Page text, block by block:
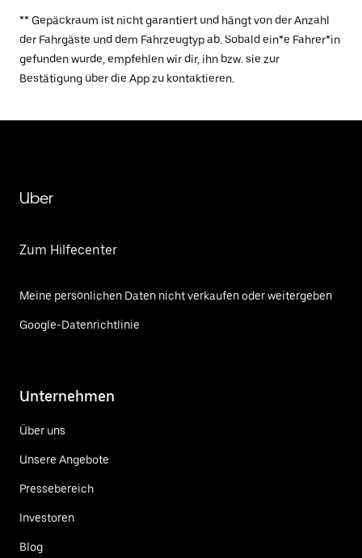
** Gepäckraum ist nicht garantiert und hängt von der Anzahl
der Fahrgäste und dem Fahrzeugtyp ab. Sobald ein*e Fahrer*in
gefunden wurde, empfehlen wir dir, ihn bzw. sie zur
Bestätigung über die App zu kontaktieren.
Uber
Zum Hilfecenter
Meine persönlichen Daten nicht verkaufen oder weitergeben
Google-Datenrichtlinie
Unternehmen
Über uns
Unsere Angebote
Pressebereich
Investoren
Blog